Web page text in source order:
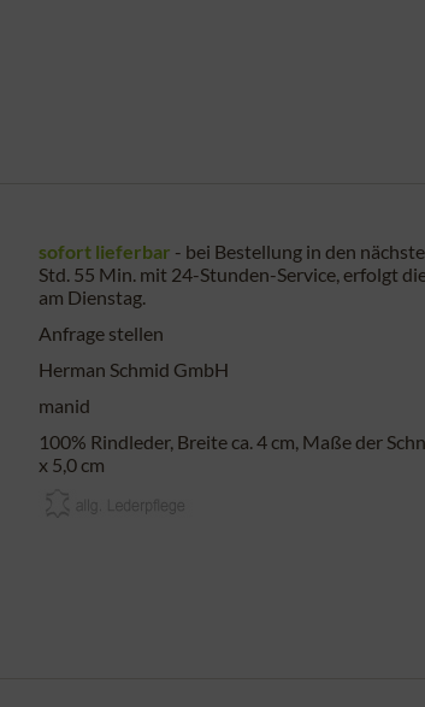
sofort lieferbar - bei Bestellung in den
Std. 55 Min. mit 24-Stunden-Service, erfolgt
am Dienstag.
Anfrage stellen
Herman Schmid GmbH
manid
100% Rindleder, Breite ca. 4 cm, Maße der
x 5,0 cm